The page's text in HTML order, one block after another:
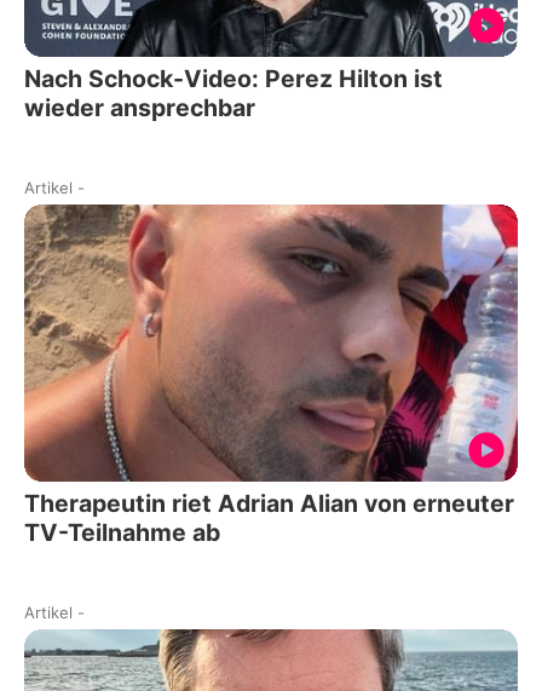
Nach Schock-Video: Perez Hilton ist
wieder ansprechbar
Artikel -
Therapeutin riet Adrian Alian von erneuter
TV-Teilnahme ab
Artikel -